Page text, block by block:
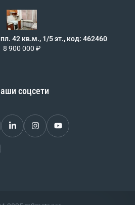
42 кв.м., 1/5 эт., код: 462460
8 900 000 ₽
соцсети